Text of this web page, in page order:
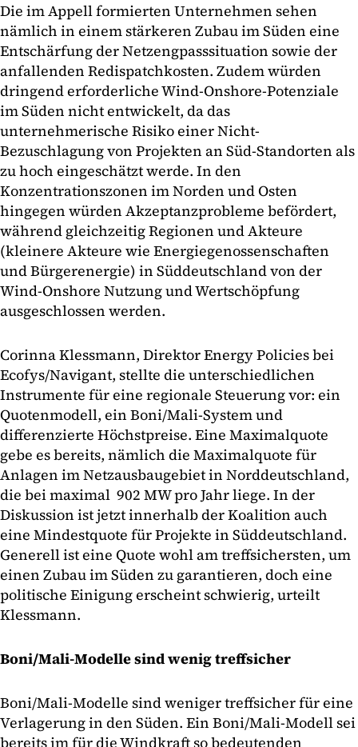
Die im Appell formierten Unternehmen sehen
nämlich in einem stärkeren Zubau im Süden eine
Entschärfung der Netzengpasssituation sowie der
anfallenden Redispatchkosten. Zudem würden
dringend erforderliche Wind-Onshore-Potenziale
im Süden nicht entwickelt, da das
unternehmerische Risiko einer Nicht-
Bezuschlagung von Projekten an Süd-Standorten als
zu hoch eingeschätzt werde. In den
Konzentrationszonen im Norden und Osten
hingegen würden Akzeptanzprobleme befördert,
während gleichzeitig Regionen und Akteure
(kleinere Akteure wie Energiegenossenschaften
und Bürgerenergie) in Süddeutschland von der
Wind-Onshore Nutzung und Wertschöpfung
ausgeschlossen werden.
Corinna Klessmann, Direktor Energy Policies bei
Ecofys/Navigant, stellte die unterschiedlichen
Instrumente für eine regionale Steuerung vor: ein
Quotenmodell, ein Boni/Mali-System und
differenzierte Höchstpreise. Eine Maximalquote
gebe es bereits, nämlich die Maximalquote für
Anlagen im Netzausbaugebiet in Norddeutschland,
die bei maximal 902 MW pro Jahr liege. In der
Diskussion ist jetzt innerhalb der Koalition auch
eine Mindestquote für Projekte in Süddeutschland.
Generell ist eine Quote wohl am treffsichersten, um
einen Zubau im Süden zu garantieren, doch eine
politische Einigung erscheint schwierig, urteilt
Klessmann.
Boni/Mali-Modelle sind wenig treffsicher
Boni/Mali-Modelle sind weniger treffsicher für eine
Verlagerung in den Süden. Ein Boni/Mali-Modell sei
bereits im für die Windkraft so bedeutenden